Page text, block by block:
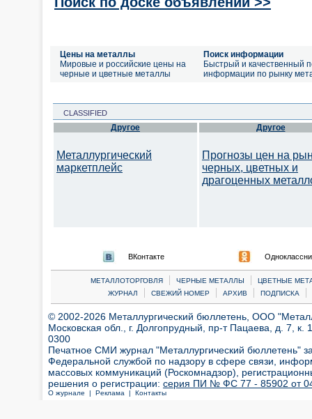
Цены на металлы
Мировые и российские цены на
черные и цветные металлы
Поиск информации
Быстрый и качественный
информации по рынку
CLASSIFIED
Другое
Металлургический
маркетплейс
Другое
Прогнозы цен на
черных, цветных и
драгоценных
ВКонтакте
МЕТАЛЛОТОРГОВЛЯ | ЧЕРНЫЕ МЕТАЛЛЫ |
ЦВЕТНЫЕ
ЖУРНАЛ
| СВЕЖИЙ НОМЕР | АРХИВ | ПОДПИСКА |
© 2002-2026 Металлургический бюллетень, ООО
Московская обл., г. Долгопрудный, пр-т Пацаева, д. 7,
0300
Печатное СМИ журнал "Металлургический бюллетень"
Федеральной службой по надзору в сфере связи,
массовых коммуникаций (Роскомнадзор),
решения о регистрации: серия ПИ № ФС 77 - 85902 от 04
О журнале | Реклама | Контакты